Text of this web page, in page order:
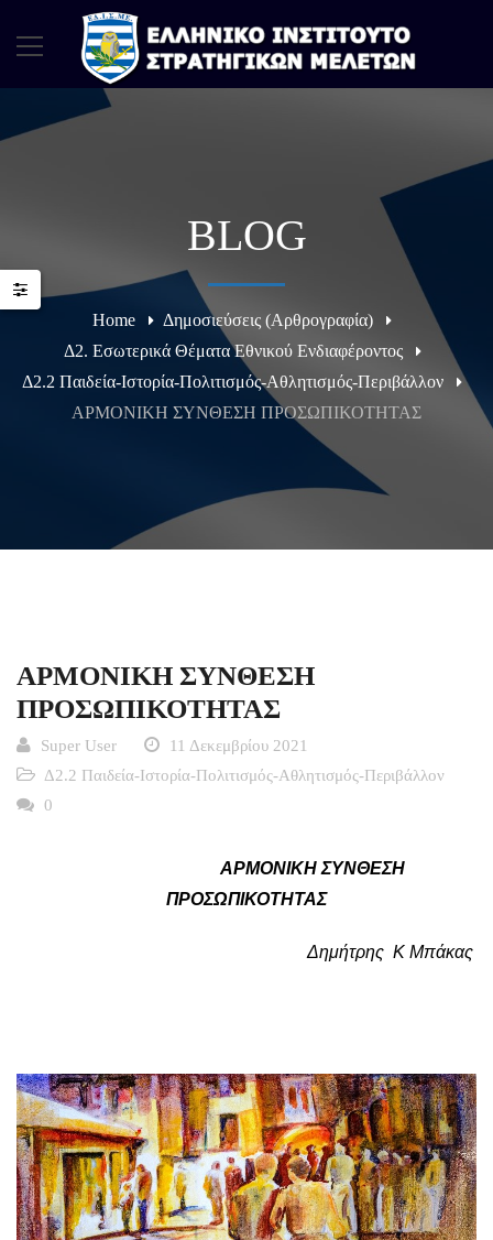
BLOG
Home
Δημοσιεύσεις (Αρθρογραφία)
Δ2. Εσωτερικά Θέματα Εθνικού Ενδιαφέροντος
Δ2.2 Παιδεία-Ιστορία-Πολιτισμός-Αθλητισμός-Περιβάλλον
ΑΡΜΟΝΙΚΗ ΣΥΝΘΕΣΗ ΠΡΟΣΩΠΙΚΟΤΗΤΑΣ
ΑΡΜΟΝΙΚΗ ΣΥΝΘΕΣΗ
ΠΡΟΣΩΠΙΚΟΤΗΤΑΣ
Super User
11 Δεκεμβρίου 2021
Δ2.2 Παιδεία-Ιστορία-Πολιτισμός-Αθλητισμός-Περιβάλλον
0
ΑΡΜΟΝΙΚΗ ΣΥΝΘΕΣΗ
ΠΡΟΣΩΠΙΚΟΤΗΤΑΣ
Δημήτρης Κ Μπάκας